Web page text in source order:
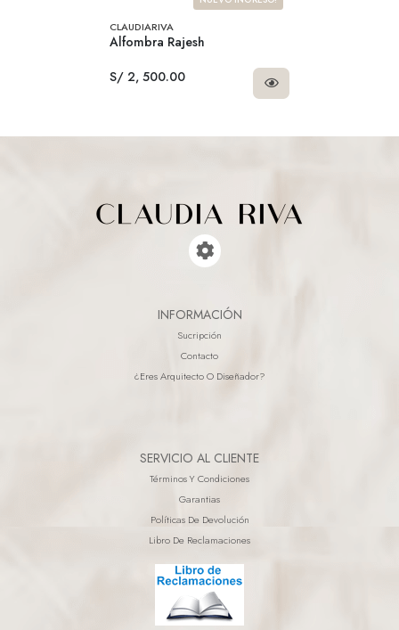
CLAUDIARIVA
Alfombra Rajesh
S/ 2, 500.00
INFORMACIÓN
Sucripción
Contacto
¿eres Arquitecto O Diseñador?
SERVICIO AL CLIENTE
Términos Y Condiciones
Garantias
Políticas De Devolución
Libro De Reclamaciones